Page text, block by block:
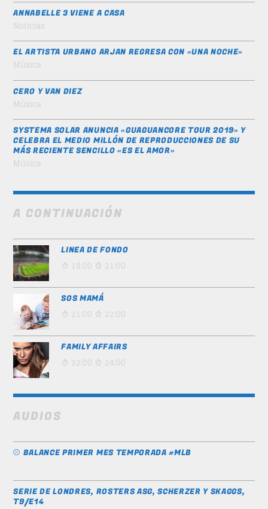
ANNABELLE 3 VIENE A CASA
Noticias
EL ARTISTA URBANO ARJAN REGRESA CON «UNA NOCHE»
Música
CERO Y VAN DIEZ
Música
SYSTEMA SOLAR ANUNCIA «GUAGUANCORE TOUR 2019» Y
CELEBRA EL MEDIO MILLÓN DE REPRODUCCIONES DE SU
MÁS RECIENTE SENCILLO «ES EL AMOR»
Música
A CONTINUACIÓN
LINEA DE FONDO
19:00 21:00
SOS MAMÁ
21:00 22:00
FAMILY AFFAIRS
22:00 24:00
AUDIOS
⚾️ BALANCE PRIMER MES TEMPORADA #MLB
SERIE DE LONDRES, ROSTERS ASG, SCHERZER Y SKAGGS,
T9/E14